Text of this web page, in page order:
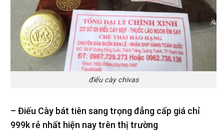
điếu cày chivas
– Điếu Cày bát tiên sang trọng đẳng cấp giá chỉ
999k rẻ nhất hiện nay trên thị trường